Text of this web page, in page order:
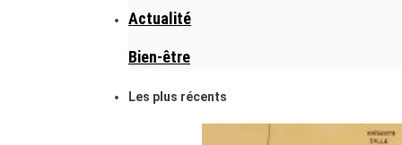
Actualité
Bien-être
Les plus récents